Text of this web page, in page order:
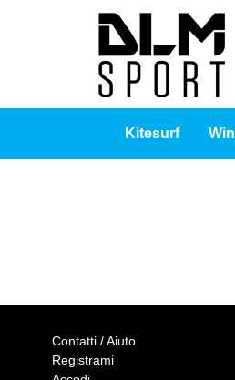
Kitesurf
Contatti / Aiuto
Registrami